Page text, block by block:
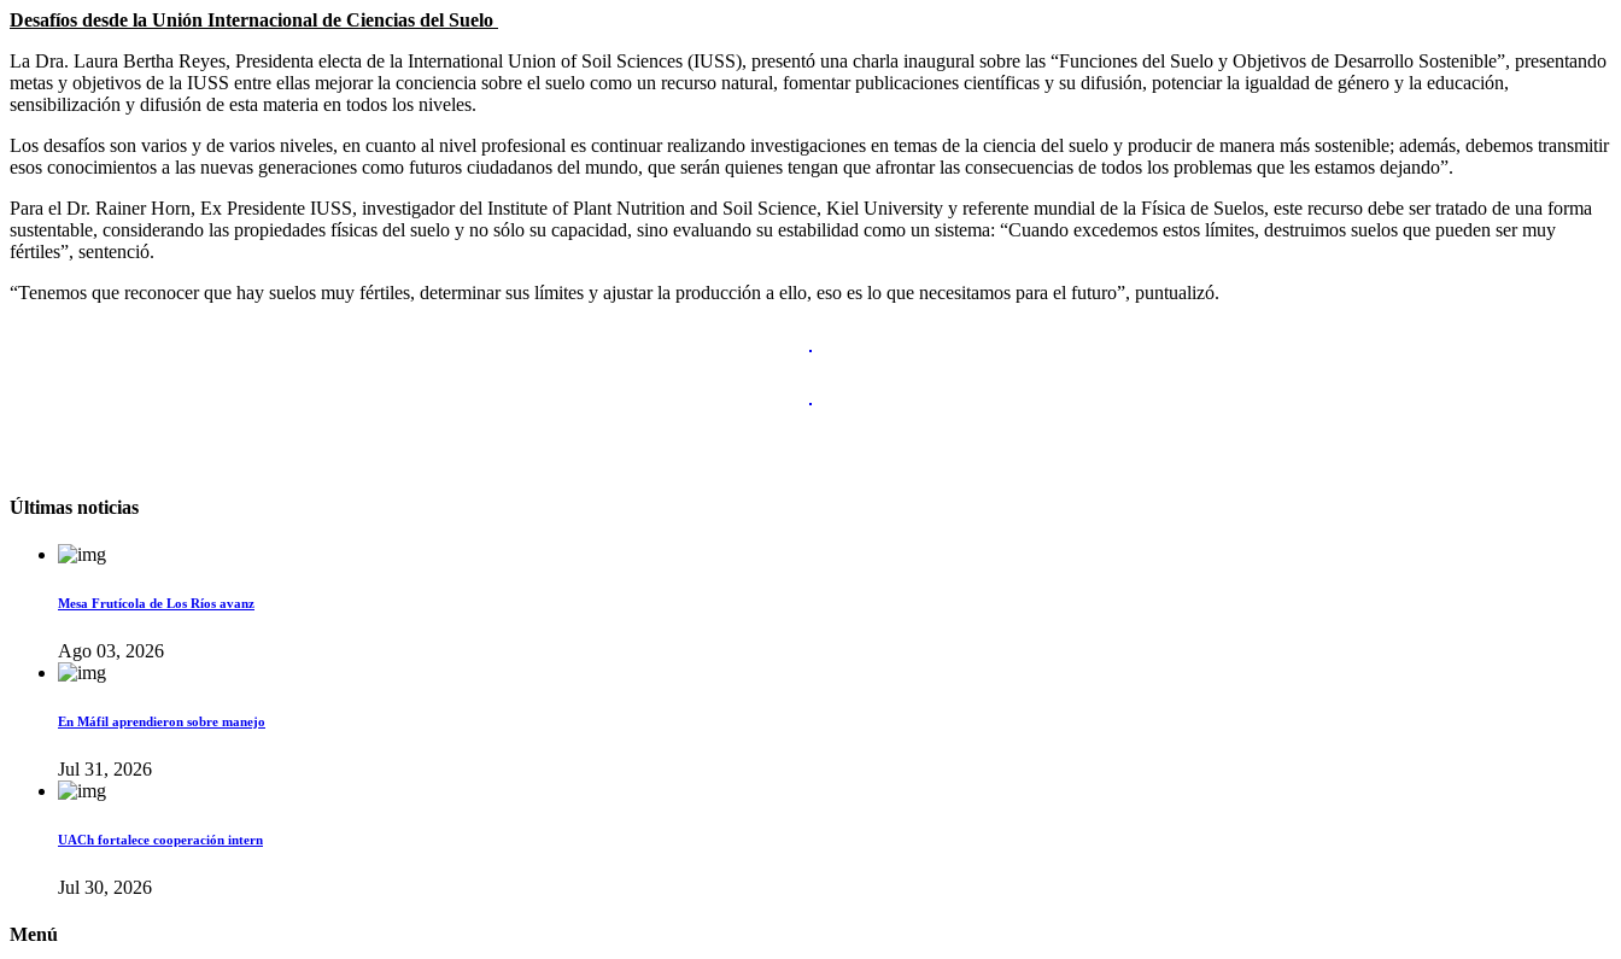
Desafíos desde la Unión Internacional de Ciencias del Suelo
La Dra. Laura Bertha Reyes, Presidenta electa de la International Union of Soil Sciences (IUSS), presentó una charla inaugural sobre las “Funciones del Suelo y Objetivos de Desarrollo Sostenible”, presentando
metas y objetivos de la IUSS entre ellas mejorar la conciencia sobre el suelo como un recurso natural, fomentar publicaciones científicas y su difusión, potenciar la igualdad de género y la educación,
sensibilización y difusión de esta materia en todos los niveles.
Los desafíos son varios y de varios niveles, en cuanto al nivel profesional es continuar realizando investigaciones en temas de la ciencia del suelo y producir de manera más sostenible; además, debemos transmitir
esos conocimientos a las nuevas generaciones como futuros ciudadanos del mundo, que serán quienes tengan que afrontar las consecuencias de todos los problemas que les estamos dejando”.
Para el Dr. Rainer Horn, Ex Presidente IUSS, investigador del Institute of Plant Nutrition and Soil Science, Kiel University y referente mundial de la Física de Suelos, este recurso debe ser tratado de una forma
sustentable, considerando las propiedades físicas del suelo y no sólo su capacidad, sino evaluando su estabilidad como un sistema: “Cuando excedemos estos límites, destruimos suelos que pueden ser muy
fértiles”, sentenció.
“Tenemos que reconocer que hay suelos muy fértiles, determinar sus límites y ajustar la producción a ello, eso es lo que necesitamos para el futuro”, puntualizó.
Últimas noticias
Mesa Frutícola de Los Ríos avanz
Ago 03, 2026
En Máfil aprendieron sobre manejo
Jul 31, 2026
UACh fortalece cooperación intern
Jul 30, 2026
Menú